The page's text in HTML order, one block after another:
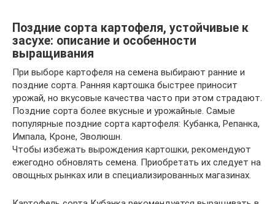
Поздние сорта картофеля, устойчивые к
засухе: описание и особенности
выращивания
При выборе картофеля на семена выбирают ранние и
поздние сорта. Ранняя картошка быстрее приносит
урожай, но вкусовые качества часто при этом страдают.
Поздние сорта более вкусные и урожайные. Самые
популярные поздние сорта картофеля: Кубанка, Репанка,
Импала, Кроне, Эволюшн.
Чтобы избежать вырождения картошки, рекомендуют
ежегодно обновлять семена. Приобретать их следует на
овощных рынках или в специализированных магазинах.